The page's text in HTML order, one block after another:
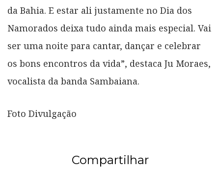
da Bahia. E estar ali justamente no Dia dos
Namorados deixa tudo ainda mais especial. Vai
ser uma noite para cantar, dançar e celebrar
os bons encontros da vida”, destaca Ju Moraes,
vocalista da banda Sambaiana.
Foto Divulgação
Compartilhar